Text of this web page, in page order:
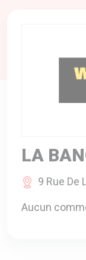
BIO &
ENTREPRISE
ANIMAUX
LA
9 Rue De
Aucun